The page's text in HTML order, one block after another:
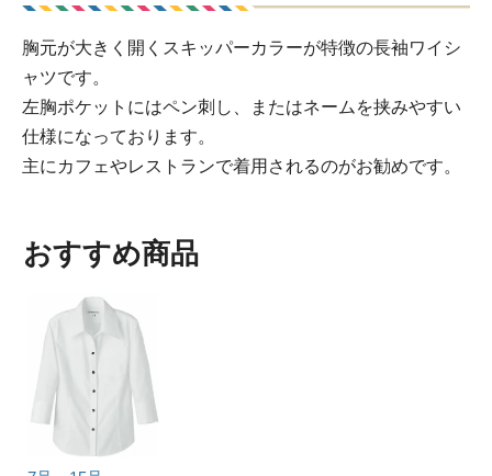
胸元が大きく開くスキッパーカラーが特徴の長袖ワイシ
ャツです。
左胸ポケットにはペン刺し、またはネームを挟みやすい
仕様になっております。
主にカフェやレストランで着用されるのがお勧めです。
おすすめ商品